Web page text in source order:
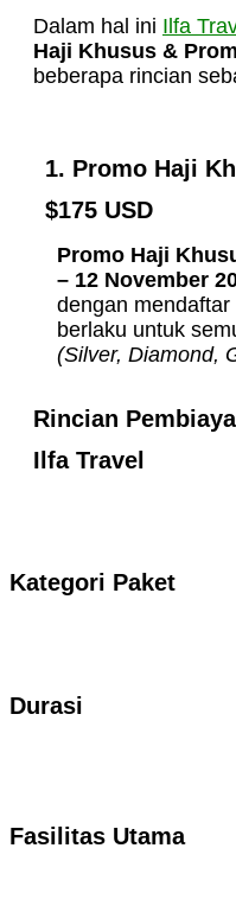
Dalam hal ini Ilfa
Haji Khusus &
beberapa rincian
1. Promo Haji
$175 USD
Promo Haji
– 12 November
dengan
berlaku untuk
(Silver, Diamond,
Rincian
Ilfa Travel
Kategori Paket
Durasi
Fasilitas Utama